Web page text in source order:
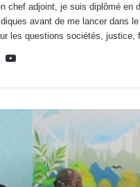
chef adjoint, je suis diplômé en
avant de me lancer dans
les questions sociétés,
X